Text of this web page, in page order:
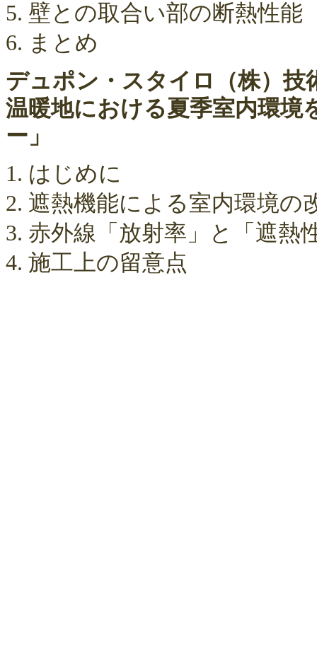
5. 壁との取合い部の断熱性能
6. まとめ
デュポン・スタイロ（株）技
温暖地における夏季室内環境
ー」
1. はじめに
2. 遮熱機能による室内環境の
3. 赤外線「放射率」と「遮熱
4. 施工上の留意点